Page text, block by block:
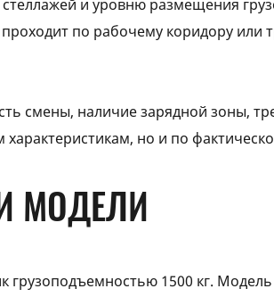
и уровню размещения
по рабочему коридору или
смены, наличие зарядной зоны,
но и по
МОДЕЛИ
1500 кг. Модель